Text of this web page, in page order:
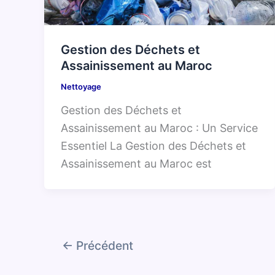
Gestion des Déchets et
Assainissement au Maroc
Nettoyage
Gestion des Déchets et
Assainissement au Maroc : Un Service
Essentiel La Gestion des Déchets et
Assainissement au Maroc est
← Précédent